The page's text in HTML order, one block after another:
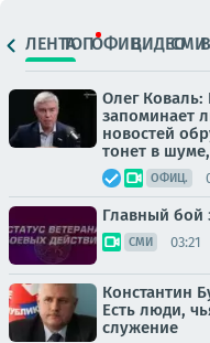
ЛЕНТАТОПОФИЦ.ВИДЕОСМИ
Олег Коваль:
запоминает
новостей
тонет в
ОФИЦ.
Главный бой
СМИ 03:21
Константин
Есть люди,
служение